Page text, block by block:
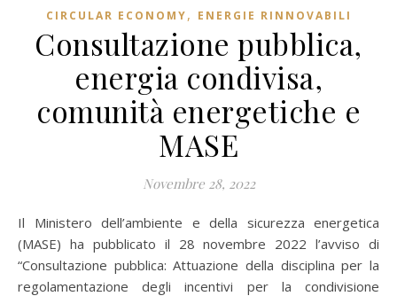
CIRCULAR ECONOMY, ENERGIE RINNOVABILI
Consultazione pubblica,
energia condivisa,
comunità energetiche e
MASE
Novembre 28, 2022
Il Ministero dell’ambiente e della sicurezza energetica
(MASE) ha pubblicato il 28 novembre 2022 l’avviso di
“Consultazione pubblica: Attuazione della disciplina per la
regolamentazione degli incentivi per la condivisione